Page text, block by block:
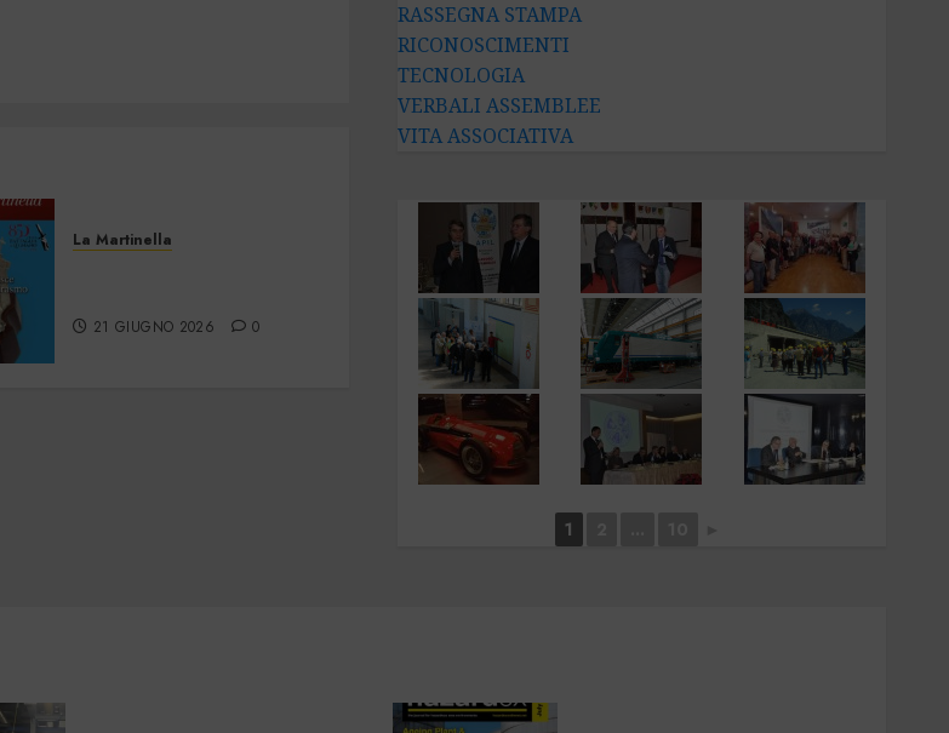
La Martinella
21 GIUGNO 2026 0
RASSEGNA STAMPA
RICONOSCIMENTI
TECNOLOGIA
VERBALI ASSEMBLEE
VITA ASSOCIATIVA
1